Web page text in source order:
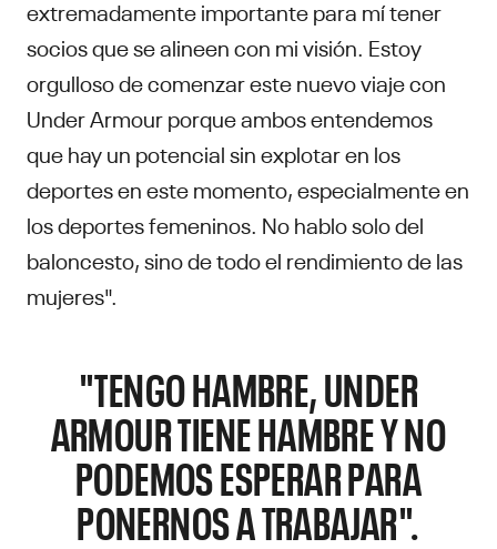
extremadamente importante para mí tener
socios que se alineen con mi visión. Estoy
orgulloso de comenzar este nuevo viaje con
Under Armour porque ambos entendemos
que hay un potencial sin explotar en los
deportes en este momento, especialmente en
los deportes femeninos. No hablo solo del
baloncesto, sino de todo el rendimiento de las
mujeres".
"TENGO HAMBRE, UNDER
ARMOUR TIENE HAMBRE Y NO
PODEMOS ESPERAR PARA
PONERNOS A TRABAJAR".